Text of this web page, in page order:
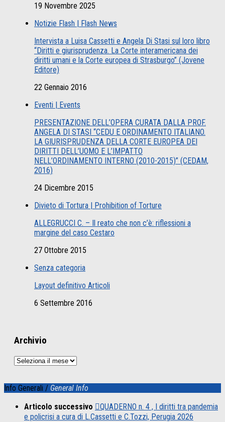
19 Novembre 2025
Notizie Flash | Flash News
Intervista a Luisa Cassetti e Angela Di Stasi sul loro libro
“Diritti e giurisprudenza. La Corte interamericana dei
diritti umani e la Corte europea di Strasburgo” (Jovene
Editore)
22 Gennaio 2016
Eventi | Events
PRESENTAZIONE DELL’OPERA CURATA DALLA PROF.
ANGELA DI STASI “CEDU E ORDINAMENTO ITALIANO.
LA GIURISPRUDENZA DELLA CORTE EUROPEA DEI
DIRITTI DELL’UOMO E L’IMPATTO
NELL’ORDINAMENTO INTERNO (2010-2015)” (CEDAM,
2016)
24 Dicembre 2015
Divieto di Tortura | Prohibition of Torture
ALLEGRUCCI C. – Il reato che non c’è: riflessioni a
margine del caso Cestaro
27 Ottobre 2015
Senza categoria
Layout definitivo Articoli
6 Settembre 2016
Archivio
Archivio
Info Generali / General Info
Articolo successivo
QUADERNO n. 4 , I diritti tra pandemia
e policrisi a cura di L.Cassetti e C.Tozzi, Perugia 2026